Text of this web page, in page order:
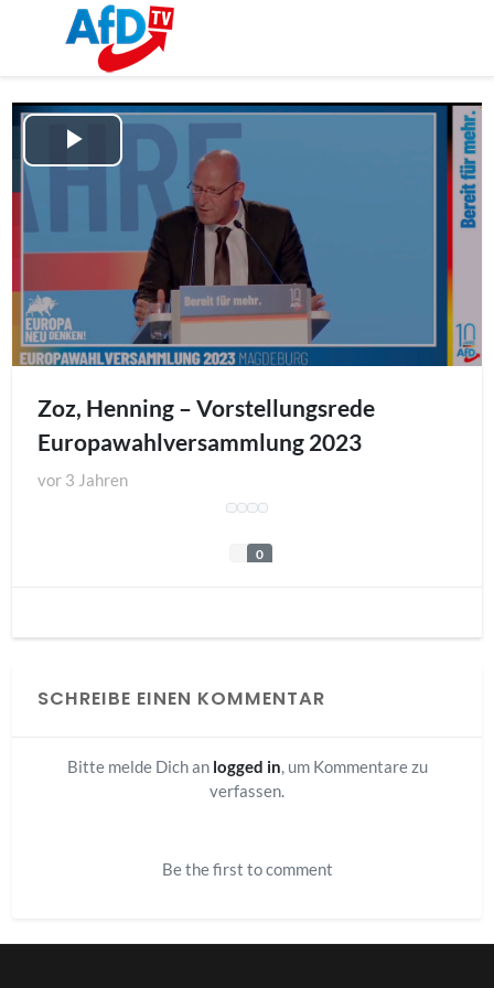
Play
Video
Zoz, Henning – Vorstellungsrede
Europawahlversammlung 2023
vor 3 Jahren
0
SCHREIBE EINEN KOMMENTAR
Bitte melde Dich an logged in, um Kommentare zu
verfassen.
Be the first to comment